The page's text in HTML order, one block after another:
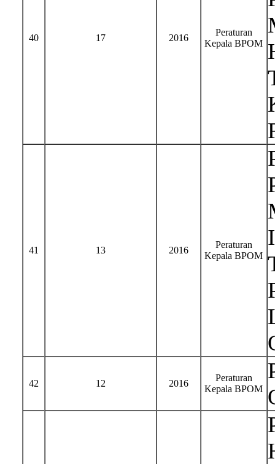
40 17 2016
Peraturan
Kepala BPOM
41 13 2016
Peraturan
Kepala BPOM
42 12 2016
Peraturan
Kepala BPOM